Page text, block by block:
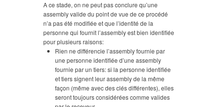
A ce stade, on ne peut pas conclure qu’une
assembly valide du point de vue de ce procédé
n’a pas été modifiée et que l’identité de la
personne qui fournit l’assembly est bien identifiée
pour plusieurs raisons:
Rien ne différencie l’assembly fournie par
une personne identifiée d’une assembly
fournie par un tiers: si la personne identifiée
et tiers signent leur assembly de la même
façon (même avec des clés différentes), elles
seront toujours considérées comme valides